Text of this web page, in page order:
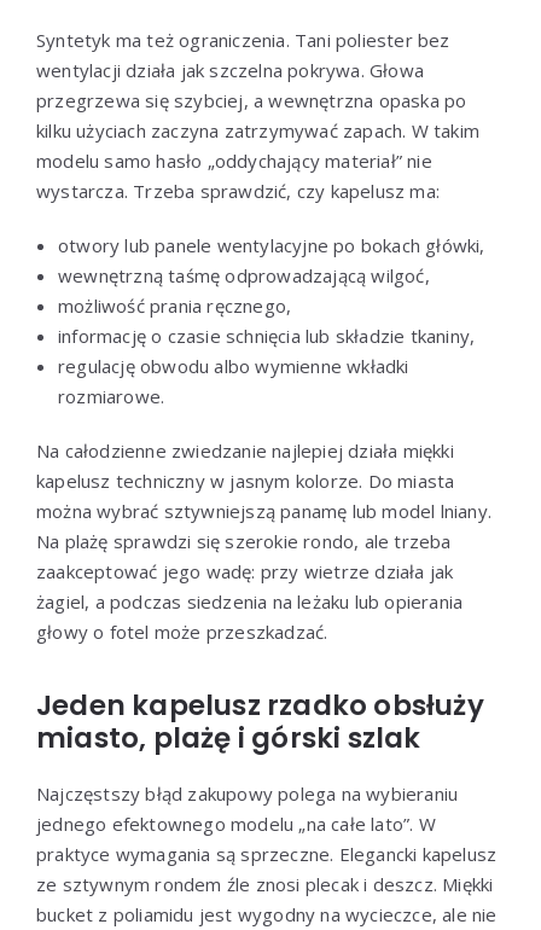
Syntetyk ma też ograniczenia. Tani poliester bez
wentylacji działa jak szczelna pokrywa. Głowa
przegrzewa się szybciej, a wewnętrzna opaska po
kilku użyciach zaczyna zatrzymywać zapach. W takim
modelu samo hasło „oddychający materiał” nie
wystarcza. Trzeba sprawdzić, czy kapelusz ma:
otwory lub panele wentylacyjne po bokach główki,
wewnętrzną taśmę odprowadzającą wilgoć,
możliwość prania ręcznego,
informację o czasie schnięcia lub składzie tkaniny,
regulację obwodu albo wymienne wkładki
rozmiarowe.
Na całodzienne zwiedzanie najlepiej działa miękki
kapelusz techniczny w jasnym kolorze. Do miasta
można wybrać sztywniejszą panamę lub model lniany.
Na plażę sprawdzi się szerokie rondo, ale trzeba
zaakceptować jego wadę: przy wietrze działa jak
żagiel, a podczas siedzenia na leżaku lub opierania
głowy o fotel może przeszkadzać.
Jeden kapelusz rzadko obsłuży
miasto, plażę i górski szlak
Najczęstszy błąd zakupowy polega na wybieraniu
jednego efektownego modelu „na całe lato”. W
praktyce wymagania są sprzeczne. Elegancki kapelusz
ze sztywnym rondem źle znosi plecak i deszcz. Miękki
bucket z poliamidu jest wygodny na wycieczce, ale nie